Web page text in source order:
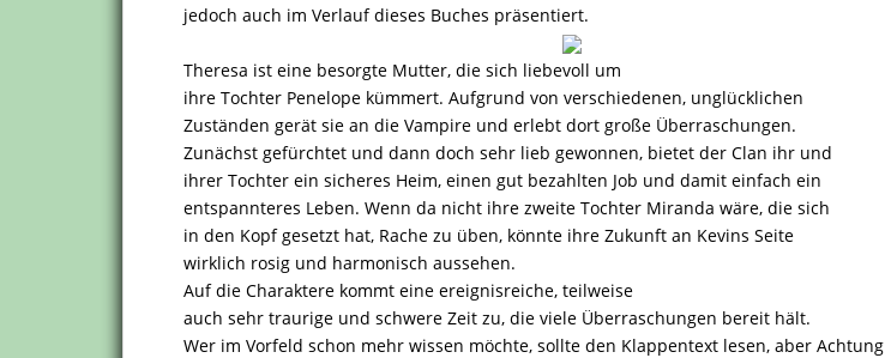
jedoch auch im Verlauf dieses Buches präsentiert.
Theresa ist eine besorgte Mutter, die sich liebevoll um
ihre Tochter Penelope kümmert. Aufgrund von verschiedenen, unglücklichen
Zuständen gerät sie an die Vampire und erlebt dort große Überraschungen.
Zunächst gefürchtet und dann doch sehr lieb gewonnen, bietet der Clan ihr und
ihrer Tochter ein sicheres Heim, einen gut bezahlten Job und damit einfach ein
entspannteres Leben. Wenn da nicht ihre zweite Tochter Miranda wäre, die sich
in den Kopf gesetzt hat, Rache zu üben, könnte ihre Zukunft an Kevins Seite
wirklich rosig und harmonisch aussehen.
Auf die Charaktere kommt eine ereignisreiche, teilweise
auch sehr traurige und schwere Zeit zu, die viele Überraschungen bereit hält.
Wer im Vorfeld schon mehr wissen möchte, sollte den Klappentext lesen, aber Achtung